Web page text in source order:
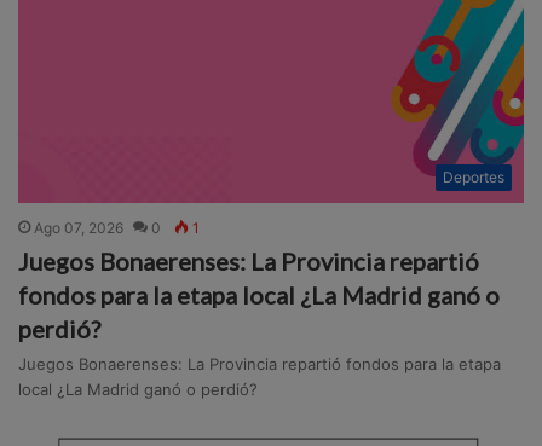
Deportes
Ago 07, 2026 0 1
Juegos Bonaerenses: La Provincia repartió
fondos para la etapa local ¿La Madrid ganó o
perdió?
Juegos Bonaerenses: La Provincia repartió fondos para la etapa
local ¿La Madrid ganó o perdió?